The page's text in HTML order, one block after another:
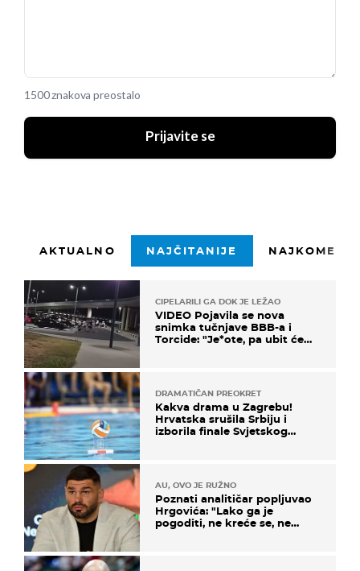
1500 znakova preostalo
Prijavite se
AKTUALNO NAJČITANIJE
CIPELARILI GA DOK JE LEŽAO
VIDEO Pojavila se nova
snimka tučnjave BBB-a i
Torcide: "Je*ote, pa ubit će
DRAMATIČAN PREOKRET
Kakva drama u Zagrebu!
Hrvatska srušila Srbiju i
izborila finale Svjetskog
AU, OVO JE RUŽNO
Poznati analitičar popljuvao
Hrgovića: "Lako ga je
pogoditi, ne kreće se, ne